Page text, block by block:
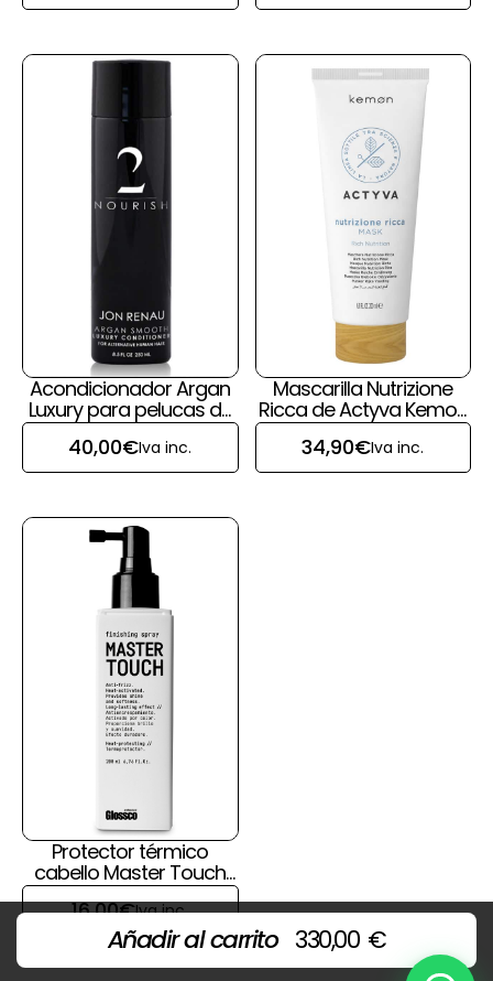
Acondicionador Argan
Luxury para pelucas de
pelo natural de Jon
Renau
40,00€Iva inc.
Mascarilla Nutrizione
Ricca de Actyva Kemon
para pelucas y prótesis
capilares
34,90€Iva inc.
Protector térmico
cabello Master Touch
de Glossco
16,00€Iva inc.
Añadir al carrito 330,00 €